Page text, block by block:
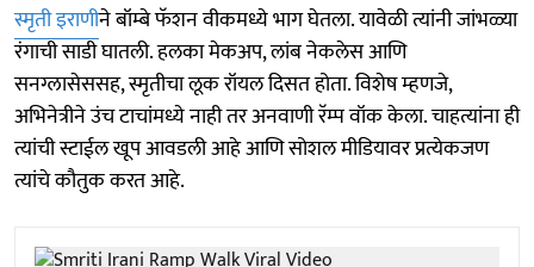
स्मृती इराणीने बॉम्बे फॅशन वीकमध्ये भाग घेतला. यावेळी त्यांनी जांभळ्या
रंगाची साडी घातली. हलका मेकअप, लांब नेकलेस आणि
सनग्लासेससह, स्मृतीचा लूक रॉयल दिसत होता. विशेष म्हणजे,
अभिनेत्रीने उंच टाचांमध्ये नाही तर अनवाणी रॅम्प वॉक केला. चाहत्यांना ही
त्यांची स्टाईल खूप आवडली आहे आणि सोशल मीडियावर प्रत्येकजण
त्यांचे कौतुक करत आहे.